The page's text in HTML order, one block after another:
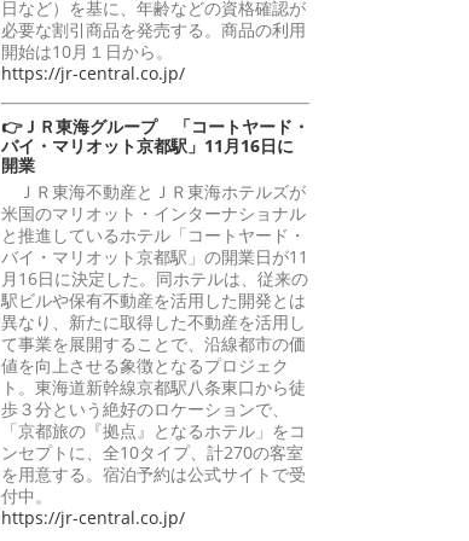
日など）を基に、年齢などの資格確認が
必要な割引商品を発売する。商品の利用
開始は10月１日から。
https://jr-central.co.jp/
👉ＪＲ東海グループ 「コートヤード・
バイ・マリオット京都駅」11月16日に
開業
ＪＲ東海不動産とＪＲ東海ホテルズが
米国のマリオット・インターナショナル
と推進しているホテル「コートヤード・
バイ・マリオット京都駅」の開業日が11
月16日に決定した。同ホテルは、従来の
駅ビルや保有不動産を活用した開発とは
異なり、新たに取得した不動産を活用し
て事業を展開することで、沿線都市の価
値を向上させる象徴となるプロジェク
ト。東海道新幹線京都駅八条東口から徒
歩３分という絶好のロケーションで、
「京都旅の『拠点』となるホテル」をコ
ンセプトに、全10タイプ、計270の客室
を用意する。宿泊予約は公式サイトで受
付中。
https://jr-central.co.jp/